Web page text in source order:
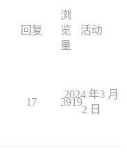
回复
浏
览
量
活动
17 3919
2024 年3 月
2 日